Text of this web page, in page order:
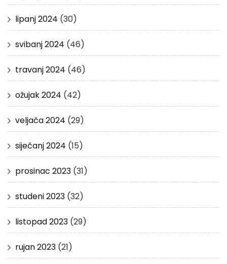
lipanj 2024 (30)
svibanj 2024 (46)
travanj 2024 (46)
ožujak 2024 (42)
veljača 2024 (29)
siječanj 2024 (15)
prosinac 2023 (31)
studeni 2023 (32)
listopad 2023 (29)
rujan 2023 (21)